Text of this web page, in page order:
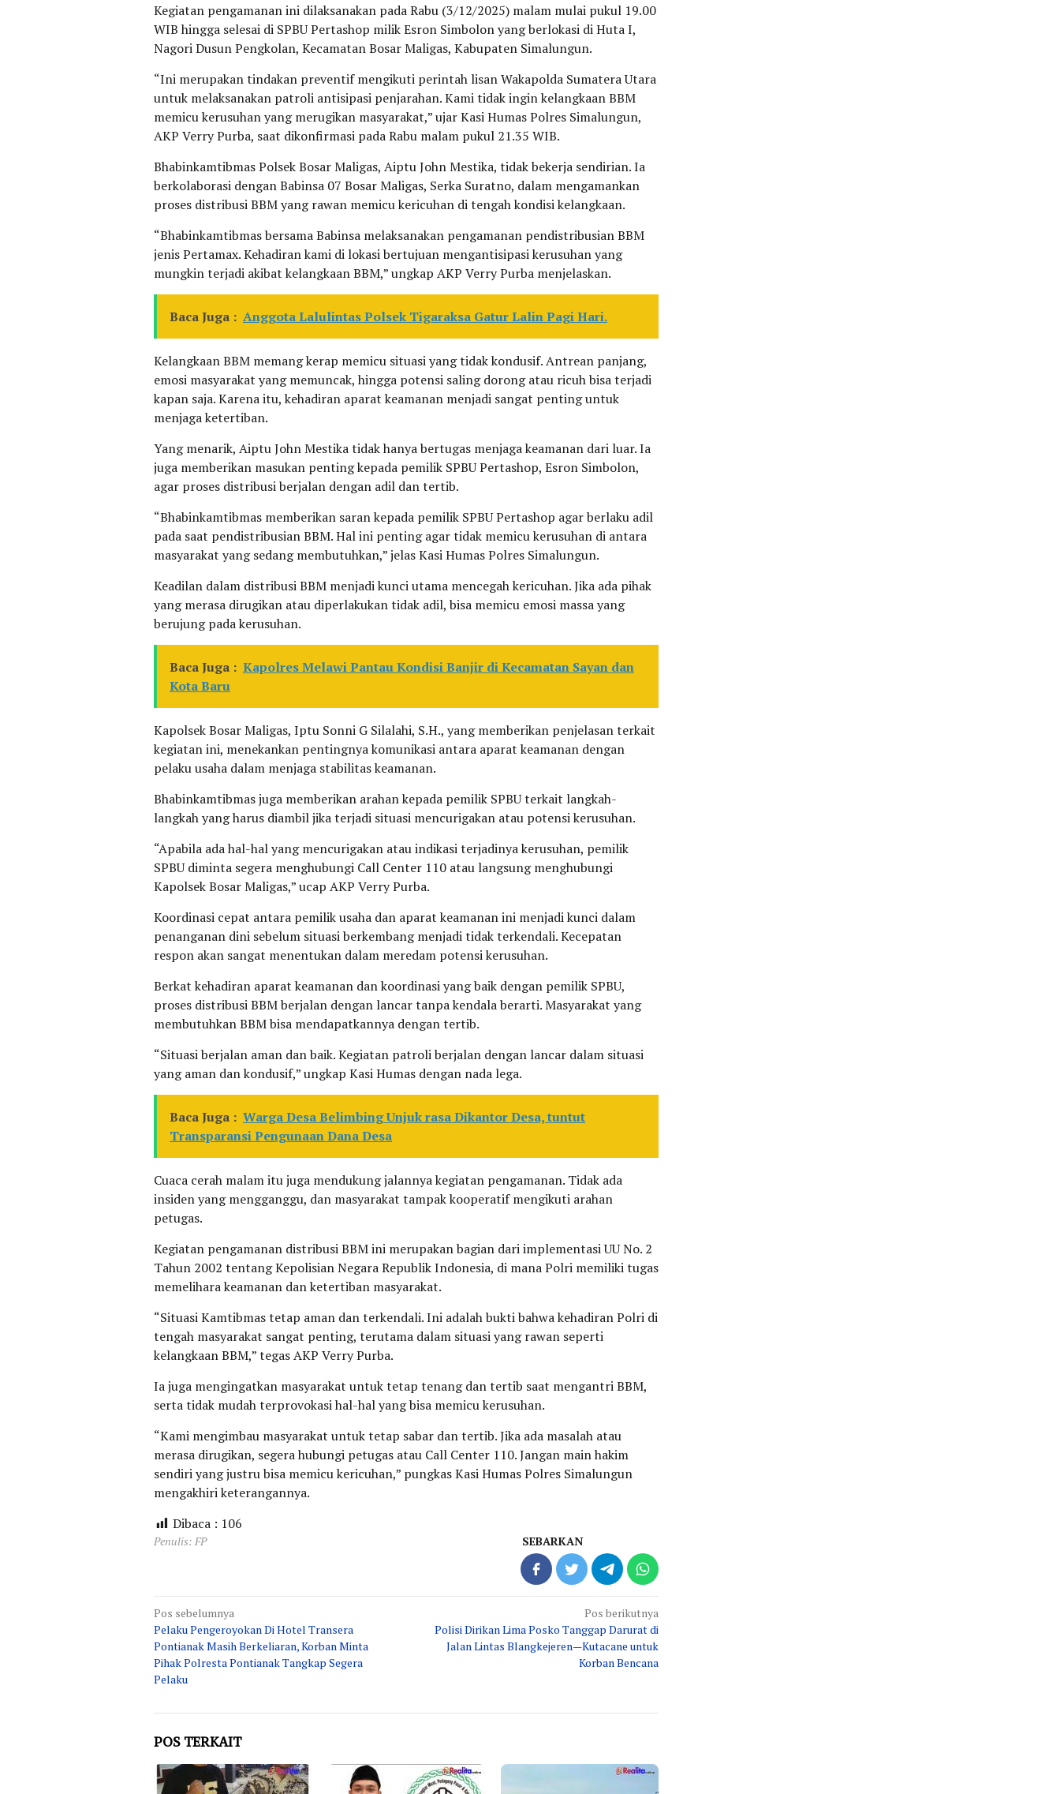
Kegiatan pengamanan ini dilaksanakan pada Rabu (3/12/2025) malam mulai pukul 19.00
WIB hingga selesai di SPBU Pertashop milik Esron Simbolon yang berlokasi di Huta I,
Nagori Dusun Pengkolan, Kecamatan Bosar Maligas, Kabupaten Simalungun.
“Ini merupakan tindakan preventif mengikuti perintah lisan Wakapolda Sumatera Utara
untuk melaksanakan patroli antisipasi penjarahan. Kami tidak ingin kelangkaan BBM
memicu kerusuhan yang merugikan masyarakat,” ujar Kasi Humas Polres Simalungun,
AKP Verry Purba, saat dikonfirmasi pada Rabu malam pukul 21.35 WIB.
Bhabinkamtibmas Polsek Bosar Maligas, Aiptu John Mestika, tidak bekerja sendirian. Ia
berkolaborasi dengan Babinsa 07 Bosar Maligas, Serka Suratno, dalam mengamankan
proses distribusi BBM yang rawan memicu kericuhan di tengah kondisi kelangkaan.
“Bhabinkamtibmas bersama Babinsa melaksanakan pengamanan pendistribusian BBM
jenis Pertamax. Kehadiran kami di lokasi bertujuan mengantisipasi kerusuhan yang
mungkin terjadi akibat kelangkaan BBM,” ungkap AKP Verry Purba menjelaskan.
Baca Juga : Anggota Lalulintas Polsek Tigaraksa Gatur Lalin Pagi Hari.
Kelangkaan BBM memang kerap memicu situasi yang tidak kondusif. Antrean panjang,
emosi masyarakat yang memuncak, hingga potensi saling dorong atau ricuh bisa terjadi
kapan saja. Karena itu, kehadiran aparat keamanan menjadi sangat penting untuk
menjaga ketertiban.
Yang menarik, Aiptu John Mestika tidak hanya bertugas menjaga keamanan dari luar. Ia
juga memberikan masukan penting kepada pemilik SPBU Pertashop, Esron Simbolon,
agar proses distribusi berjalan dengan adil dan tertib.
“Bhabinkamtibmas memberikan saran kepada pemilik SPBU Pertashop agar berlaku adil
pada saat pendistribusian BBM. Hal ini penting agar tidak memicu kerusuhan di antara
masyarakat yang sedang membutuhkan,” jelas Kasi Humas Polres Simalungun.
Keadilan dalam distribusi BBM menjadi kunci utama mencegah kericuhan. Jika ada pihak
yang merasa dirugikan atau diperlakukan tidak adil, bisa memicu emosi massa yang
berujung pada kerusuhan.
Baca Juga : Kapolres Melawi Pantau Kondisi Banjir di Kecamatan Sayan dan
Kota Baru
Kapolsek Bosar Maligas, Iptu Sonni G Silalahi, S.H., yang memberikan penjelasan terkait
kegiatan ini, menekankan pentingnya komunikasi antara aparat keamanan dengan
pelaku usaha dalam menjaga stabilitas keamanan.
Bhabinkamtibmas juga memberikan arahan kepada pemilik SPBU terkait langkah-
langkah yang harus diambil jika terjadi situasi mencurigakan atau potensi kerusuhan.
“Apabila ada hal-hal yang mencurigakan atau indikasi terjadinya kerusuhan, pemilik
SPBU diminta segera menghubungi Call Center 110 atau langsung menghubungi
Kapolsek Bosar Maligas,” ucap AKP Verry Purba.
Koordinasi cepat antara pemilik usaha dan aparat keamanan ini menjadi kunci dalam
penanganan dini sebelum situasi berkembang menjadi tidak terkendali. Kecepatan
respon akan sangat menentukan dalam meredam potensi kerusuhan.
Berkat kehadiran aparat keamanan dan koordinasi yang baik dengan pemilik SPBU,
proses distribusi BBM berjalan dengan lancar tanpa kendala berarti. Masyarakat yang
membutuhkan BBM bisa mendapatkannya dengan tertib.
“Situasi berjalan aman dan baik. Kegiatan patroli berjalan dengan lancar dalam situasi
yang aman dan kondusif,” ungkap Kasi Humas dengan nada lega.
Baca Juga : Warga Desa Belimbing Unjuk rasa Dikantor Desa, tuntut
Transparansi Pengunaan Dana Desa
Cuaca cerah malam itu juga mendukung jalannya kegiatan pengamanan. Tidak ada
insiden yang mengganggu, dan masyarakat tampak kooperatif mengikuti arahan
petugas.
Kegiatan pengamanan distribusi BBM ini merupakan bagian dari implementasi UU No. 2
Tahun 2002 tentang Kepolisian Negara Republik Indonesia, di mana Polri memiliki tugas
memelihara keamanan dan ketertiban masyarakat.
“Situasi Kamtibmas tetap aman dan terkendali. Ini adalah bukti bahwa kehadiran Polri di
tengah masyarakat sangat penting, terutama dalam situasi yang rawan seperti
kelangkaan BBM,” tegas AKP Verry Purba.
Ia juga mengingatkan masyarakat untuk tetap tenang dan tertib saat mengantri BBM,
serta tidak mudah terprovokasi hal-hal yang bisa memicu kerusuhan.
“Kami mengimbau masyarakat untuk tetap sabar dan tertib. Jika ada masalah atau
merasa dirugikan, segera hubungi petugas atau Call Center 110. Jangan main hakim
sendiri yang justru bisa memicu kericuhan,” pungkas Kasi Humas Polres Simalungun
mengakhiri keterangannya.
Dibaca : 106
Penulis: FP SEBARKAN
Navigasi
pos
Pos sebelumnya
Pelaku Pengeroyokan Di Hotel Transera
Pontianak Masih Berkeliaran, Korban Minta
Pihak Polresta Pontianak Tangkap Segera
Pelaku
Pos berikutnya
Polisi Dirikan Lima Posko Tanggap Darurat di
Jalan Lintas Blangkejeren—Kutacane untuk
Korban Bencana
POS TERKAIT